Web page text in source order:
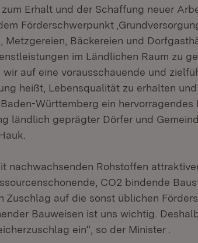
Erhalt und der Schaffung neuer
Förderschwerpunkt
Metzgereien, Bäckereien und
im Ländlichen Raum zu
wir auf eine vorausschauende und
heißt, Lebensqualität zu erhalten und
Württemberg ein hervorragendes
ländlich geprägter Dörfer und
nachwachsenden Rohstoffen
CO2 bindende
Zuschlag auf die sonst üblichen
Bauweisen ist uns wichtig.
ein“, so der Minister .